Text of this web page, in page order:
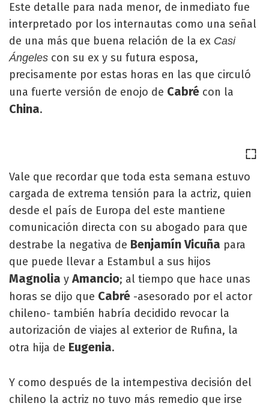
Este detalle para nada menor, de inmediato fue
interpretado por los internautas como una señal
de una más que buena relación de la ex Casi
Ángeles con su ex y su futura esposa,
precisamente por estas horas en las que circuló
una fuerte versión de enojo de Cabré con la
China.
Vale que recordar que toda esta semana estuvo
cargada de extrema tensión para la actriz, quien
desde el país de Europa del este mantiene
comunicación directa con su abogado para que
destrabe la negativa de Benjamín Vicuña para
que puede llevar a Estambul a sus hijos
Magnolia yAmancio; al tiempo que hace unas
horas se dijo que Cabré -asesorado por el actor
chileno- también habría decidido revocar la
autorización de viajes al exterior de Rufina, la
otra hija de Eugenia.
Y como después de la intempestiva decisión del
chileno la actriz no tuvo más remedio que irse